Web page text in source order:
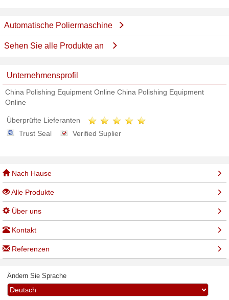
Automatische Poliermaschine
Sehen Sie alle Produkte an
Unternehmensprofil
China Polishing Equipment Online China Polishing Equipment
Online
Überprüfte Lieferanten
Trust Seal
Verified Suplier
Nach Hause
Alle Produkte
Über uns
Kontakt
Referenzen
Ändern Sie Sprache